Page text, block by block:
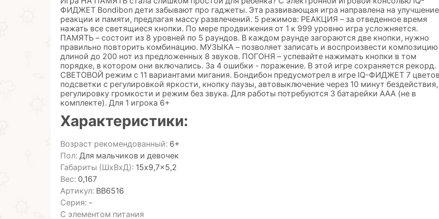
ФИДЖЕТ Bondibon дети забывают про гаджеты. Эта развивающая игра направлена на улучшение
реакции и памяти, предлагая массу развлечений. 5 режимов: РЕАКЦИЯ – за отведенное время
нажать все светящиеся кнопки. По мере продвижения от 1 к 999 уровню игра усложняется.
ПАМЯТЬ – состоит из 8 уровней по 5 раундов. В каждом раунде загораются две кнопки, нужно
правильно повторить комбинацию. МУЗЫКА – позволяет записать и воспроизвести композицию
длиной до 200 нот из предложенных 8 звуков. ПОГОНЯ – успевайте нажимать кнопки в том
порядке, в котором они включались. За 4 ошибки - поражение. В этой игре сохраняется рекорд.
СВЕТОВОЙ режим с 11 вариантами мигания. Бондибон предусмотрел в игре IQ-ФИДЖЕТ 7
подсветки с регулировкой яркости, кнопку паузы, автовыключение через 10 минут бездействия,
регулировку громкости и режим без звука. Для работы потребуются 3 батарейки ААА (не в
комплекте). Для 1 игрока 6+
Характеристики:
Возраст рекомендованный: 6+
Пол: Для мальчиков и девочек
Габариты (ШхВхД): 15x9,7x5,2
Вес: 0,167
Артикул: ВВ6516
Серия: -
С элементом питания